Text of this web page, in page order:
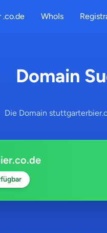
.co.de WhoIs
Domain
Die Domain